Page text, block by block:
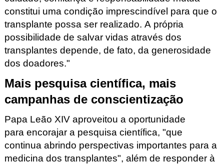
constitui uma condição imprescindível para que o
transplante possa ser realizado. A própria
possibilidade de salvar vidas através dos
transplantes depende, de fato, da generosidade
dos doadores."
Mais pesquisa científica, mais
campanhas de conscientização
Papa Leão XIV aproveitou a oportunidade
para encorajar a pesquisa científica, "que
continua abrindo perspectivas importantes para a
medicina dos transplantes", além de responder à